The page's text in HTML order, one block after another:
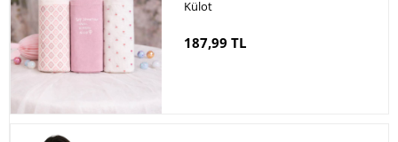
Külot
187,99 TL